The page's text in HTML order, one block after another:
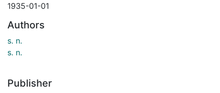
1935-01-01
Authors
s. n.
s. n.
Publisher